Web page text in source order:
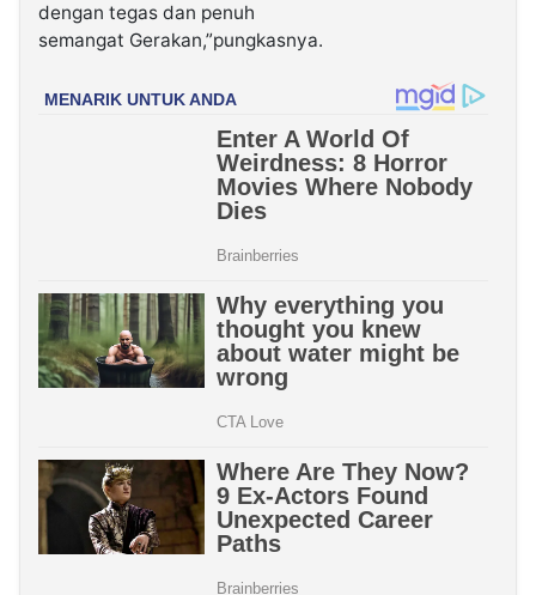
dengan tegas dan penuh
semangat Gerakan,”pungkasnya.